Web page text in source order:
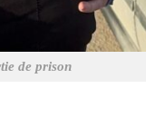
de prison